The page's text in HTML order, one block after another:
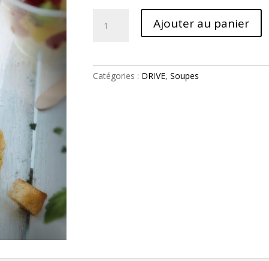
cl.
Ajouter au panier
Catégories : DRIVE, Soupes